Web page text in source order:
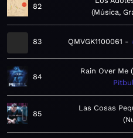
82
Música,
83 QMVGK1100061
84
Rain Over Me
85
Las Cosas